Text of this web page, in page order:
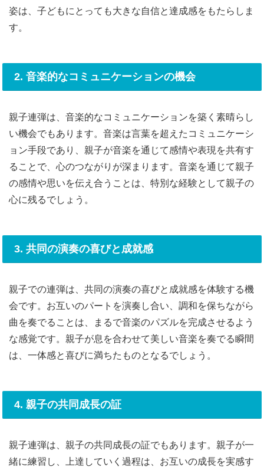
姿は、子どもにとっても大きな自信と達成感をもたらしま
す。
2. 音楽的なコミュニケーションの機会
親子連弾は、音楽的なコミュニケーションを築く素晴らし
い機会でもあります。音楽は言葉を超えたコミュニケーシ
ョン手段であり、親子が音楽を通じて感情や表現を共有す
ることで、心のつながりが深まります。音楽を通じて親子
の感情や思いを伝え合うことは、特別な経験として親子の
心に残るでしょう。
3. 共同の演奏の喜びと成就感
親子での連弾は、共同の演奏の喜びと成就感を体験する機
会です。お互いのパートを演奏し合い、調和を保ちながら
曲を奏でることは、まるで音楽のパズルを完成させるよう
な感覚です。親子が息を合わせて美しい音楽を奏でる瞬間
は、一体感と喜びに満ちたものとなるでしょう。
4. 親子の共同成長の証
親子連弾は、親子の共同成長の証でもあります。親子が一
緒に練習し、上達していく過程は、お互いの成長を実感す